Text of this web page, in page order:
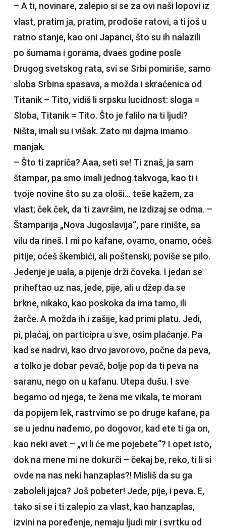
– A ti, novinare, zalepio si se za ovi naši lopovi iz
vlast, pratim ja, pratim, prođoše ratovi, a ti još u
ratno stanje, kao oni Japanci, što su ih nalazili
po šumama i gorama, dvaes godine posle
Drugog svetskog rata, svi se Srbi pomiriše, samo
sloba Srbina spasava, a možda i skraćenica od
Titanik – Tito, vidiš li srpsku lucidnost: sloga =
Sloba, Titanik = Tito. Što je falilo na ti ljudi?
Ništa, imali su i višak. Zato mi dajma imamo
manjak.
– Što ti zapriča? Aaa, seti se! Ti znaš, ja sam
štampar, pa smo imali jednog takvoga, kao ti i
tvoje novine što su za ološi… teše kažem, za
vlast; ček ček, da ti završim, ne izdizaj se odma. –
Štamparija „Nova Jugoslavija“, pare rinište, sa
vilu da rineš. I mi po kafane, ovamo, onamo, oćeš
pitije, oćeš škembići, ali poštenski, poviše se pilo.
Jedenje je uala, a pijenje drži čoveka. I jedan se
priheftao uz nas, jede, pije, ali u džep da se
brkne, nikako, kao poskoka da ima tamo, ili
žarče. A možda ih i zašije, kad primi platu. Jedi,
pi, plaćaj, on participra u sve, osim plaćanje. Pa
kad se nadrvi, kao drvo javorovo, počne da peva,
a tolko je dobar pevač, bolje pop da ti peva na
saranu, nego on u kafanu. Utepa dušu. I sve
begamo od njega, te žena me vikala, te moram
da popijem lek, rastrvimo se po druge kafane, pa
se u jednu nađemo, po dogovor, kad ete ti ga on,
kao neki avet – „vi li će me pojebete“? I opet isto,
dok na mene mi ne dokurči – čekaj be, reko, ti li si
ovde na nas neki hanzaplas?! Misliš da su ga
zaboleli jajca? Još pobeter! Jede, pije, i peva. E,
tako si se i ti zalepio za vlast, kao hanzaplas,
izvini na poređenje, nemaju ljudi mir i svrtku od